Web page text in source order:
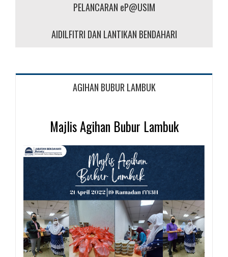
PELANCARAN eP@USIM
AIDILFITRI DAN LANTIKAN BENDAHARI
AGIHAN BUBUR LAMBUK
Majlis Agihan Bubur Lambuk